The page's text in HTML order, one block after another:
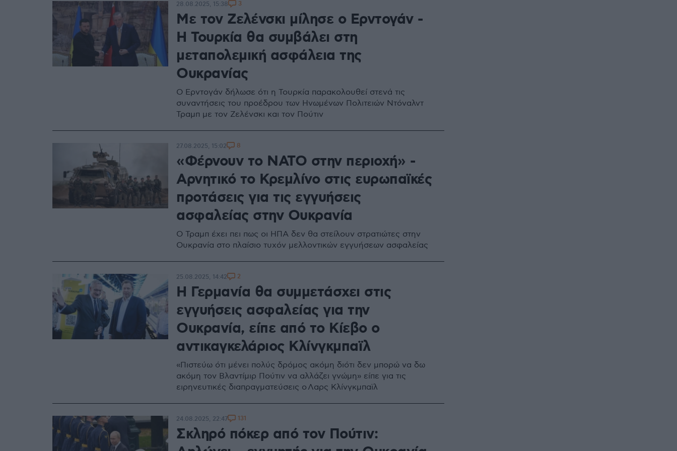
Με τον Ζελένσκι μίλησε ο Ερντογάν -
Η Τουρκία θα συμβάλει στη
μεταπολεμική ασφάλεια της
Ουκρανίας
Ο Ερντογάν δήλωσε ότι η Τουρκία παρακολουθεί στενά τις
συναντήσεις του προέδρου των Ηνωμένων Πολιτειών Ντόναλντ
Τραμπ με τον Ζελένσκι και τον Πούτιν
28.08.2025, 15:38 3
«Φέρνουν το NATO στην περιοχή» -
Αρνητικό το Κρεμλίνο στις ευρωπαϊκές
προτάσεις για τις εγγυήσεις
ασφαλείας στην Ουκρανία
Ο Τραμπ έχει πει πως οι ΗΠΑ δεν θα στείλουν στρατιώτες στην
Ουκρανία στο πλαίσιο τυχόν μελλοντικών εγγυήσεων ασφαλείας
27.08.2025, 15:02 8
Η Γερμανία θα συμμετάσχει στις
εγγυήσεις ασφαλείας για την
Ουκρανία, είπε από το Κίεβο ο
αντικαγκελάριος Κλίνγκμπαϊλ
«Πιστεύω ότι μένει πολύς δρόμος ακόμη διότι δεν μπορώ να δω
ακόμη τον Βλαντίμιρ Πούτιν να αλλάζει γνώμη» είπε για τις
ειρηνευτικές διαπραγματεύσεις ο Λαρς Κλίνγκμπαϊλ
25.08.2025, 14:42 2
Σκληρό πόκερ από τον Πούτιν:
24.08.2025, 22:47 131